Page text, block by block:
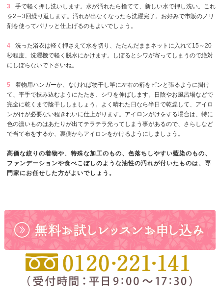
3
手で軽く押し洗いします。水が汚れたら捨てて、新しい水で押し洗い。これ
を2～3回繰り返します。汚れが出なくなったら洗濯完了。お好みで市販のノリ
剤を使ってパリッと仕上げるのもよいでしょう。
4
洗った浴衣は軽く押さえて水を切り、たたんだままネットに入れて15～20
秒程度、洗濯機で軽く脱水にかけます。しぼるとシワが寄ってしまうので絶対
にしぼらないで下さいね。
5
着物用ハンガーか、なければ物干し竿に左右の裄をピンと張るように掛け
て、平手で挟み込むようにたたき、シワを伸ばします。日陰やお風呂場などで
完全に乾くまで陰干ししましょう。よく晴れた日なら半日で乾燥して、アイロ
ンがけが必要ない程きれいに仕上がります。アイロンがけをする場合は、特に
色の濃いものはあたりが出てテラテラ光ってしまう事があるので、さらしなど
で当て布をするか、裏側からアイロンをかけるようにしましょう。
高価な絞りの着物や、特殊な加工のもの、色落ちしやすい藍染のもの、
ファンデーションや食べこぼしのような油性の汚れが付いたものは、専
門家にお任せした方がよいでしょう。